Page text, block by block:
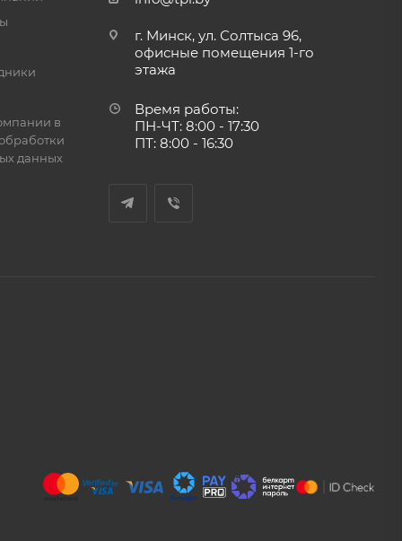
в
данных
г. Минск, ул. Солтыса 96,
офисные помещения 1-го
этажа
Время работы:
ПН-ЧТ: 8:00 - 17:30
ПТ: 8:00 - 16:30